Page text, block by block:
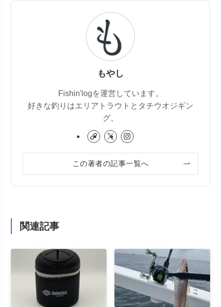
もやし
Fishin'logを運営しています。
好きな釣りはエリアトラウトとタチウオジギン
グ。
この著者の記事一覧へ
関連記事